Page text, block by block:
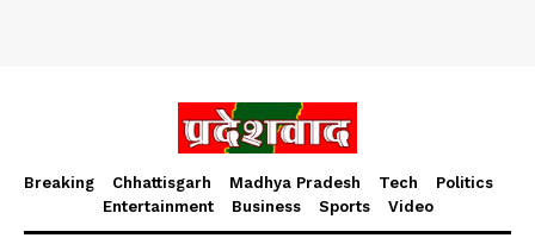
Breaking Chhattisgarh Madhya Pradesh Tech
Politics
Entertainment
Business Sports Video